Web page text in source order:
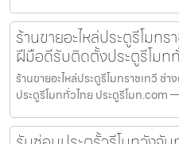
ร้านขายอะไหล่ประตูรีโมท
ฝีมือดีรับติดตั้งประตูรีโมท
ร้านขายอะไหล่ประตูรีโมทราชเทวี
ประตูรีโมททั่วไทย ประตูรีโมท.com